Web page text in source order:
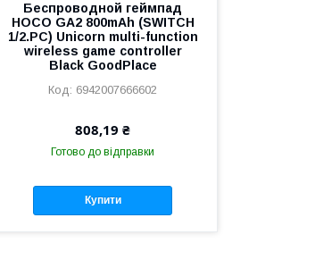
Беспроводной геймпад
HOCO GA2 800mAh (SWITCH
1/2.PC) Unicorn multi-function
wireless game controller
Black GoodPlace
6942007666602
808,19 ₴
Готово до відправки
Купити